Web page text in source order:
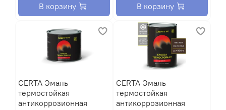
В корзину В корзину
CERTA Эмаль
термостойкая
антикоррозионная
CERTA Эмаль
термостойкая
антикоррозионная